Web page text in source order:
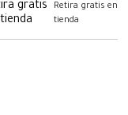
Retira gratis en
tienda